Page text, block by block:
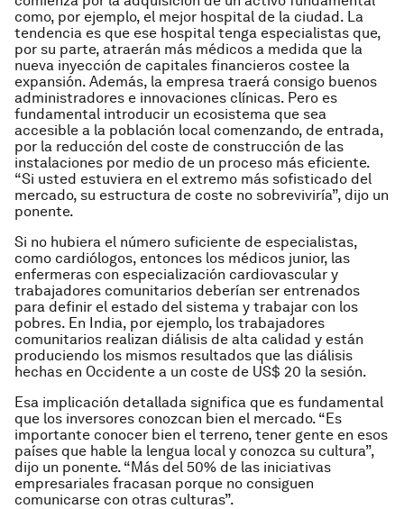
como, por ejemplo, el mejor hospital de la ciudad. La
tendencia es que ese hospital tenga especialistas que,
por su parte, atraerán más médicos a medida que la
nueva inyección de capitales financieros costee la
expansión. Además, la empresa traerá consigo buenos
administradores e innovaciones clínicas. Pero es
fundamental introducir un ecosistema que sea
accesible a la población local comenzando, de entrada,
por la reducción del coste de construcción de las
instalaciones por medio de un proceso más eficiente.
“Si usted estuviera en el extremo más sofisticado del
mercado, su estructura de coste no sobreviviría”, dijo un
ponente.
Si no hubiera el número suficiente de especialistas,
como cardiólogos, entonces los médicos junior, las
enfermeras con especialización cardiovascular y
trabajadores comunitarios deberían ser entrenados
para definir el estado del sistema y trabajar con los
pobres. En India, por ejemplo, los trabajadores
comunitarios realizan diálisis de alta calidad y están
produciendo los mismos resultados que las diálisis
hechas en Occidente a un coste de US$ 20 la sesión.
Esa implicación detallada significa que es fundamental
que los inversores conozcan bien el mercado. “Es
importante conocer bien el terreno, tener gente en esos
países que hable la lengua local y conozca su cultura”,
dijo un ponente. “Más del 50% de las iniciativas
empresariales fracasan porque no consiguen
comunicarse con otras culturas”.